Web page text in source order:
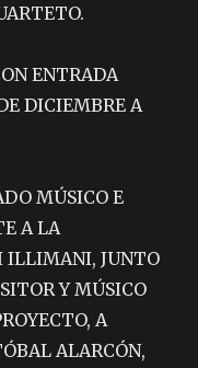
ENTRADA
DICIEMBRE A
MÚSICO E
A LA
ILLIMANI, JUNTO
Y MÚSICO
A
ALARCÓN,